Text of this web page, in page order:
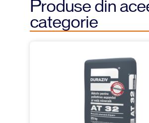
Produse din
categorie